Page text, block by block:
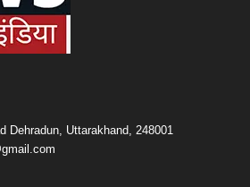
Dehradun, Uttarakhand, 248001